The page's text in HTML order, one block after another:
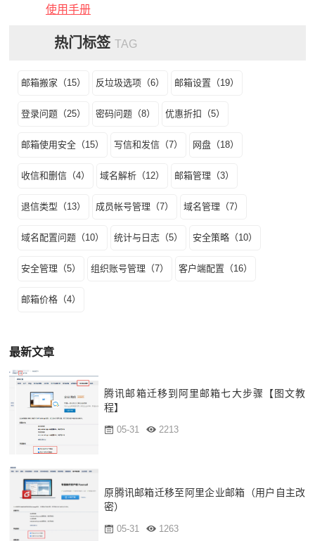
使用手册
热门标签 TAG
邮箱搬家（15） 反垃圾选项（6） 邮箱设置（19）
登录问题（25） 密码问题（8） 优惠折扣（5）
邮箱使用安全（15） 写信和发信（7） 网盘（18）
收信和删信（4） 域名解析（12） 邮箱管理（3）
退信类型（13） 成员帐号管理（7） 域名管理（7）
域名配置问题（10） 统计与日志（5） 安全策略（10）
安全管理（5） 组织账号管理（7） 客户端配置（16）
邮箱价格（4）
最新文章
腾讯邮箱迁移到阿里邮箱七大步骤【图文教
程】
05-31 2213
原腾讯邮箱迁移至阿里企业邮箱（用户自主改
密）
05-31 1263